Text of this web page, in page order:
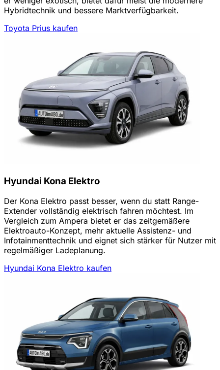
Hybridtechnik und bessere Marktverfügbarkeit.
Toyota Prius kaufen
Hyundai Kona Elektro
Der Kona Elektro passt besser, wenn du statt Range-
Extender vollständig elektrisch fahren möchtest. Im
Vergleich zum Ampera bietet er das zeitgemäßere
Elektroauto-Konzept, mehr aktuelle Assistenz- und
Infotainmenttechnik und eignet sich stärker für Nutzer mit
regelmäßiger Ladeplanung.
Hyundai Kona Elektro kaufen